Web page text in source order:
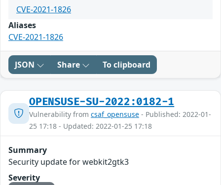
CVE-2021-1826
Aliases
CVE-2021-1826
JSON Share To clipboard
OPENSUSE-SU-2022:0182-1
Vulnerability from csaf_opensuse - Published: 2022-01-
25 17:18 - Updated: 2022-01-25 17:18
Summary
Security update for webkit2gtk3
Severity